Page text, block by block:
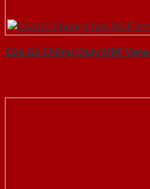
Cửa Gỗ Chống Cháy MDF